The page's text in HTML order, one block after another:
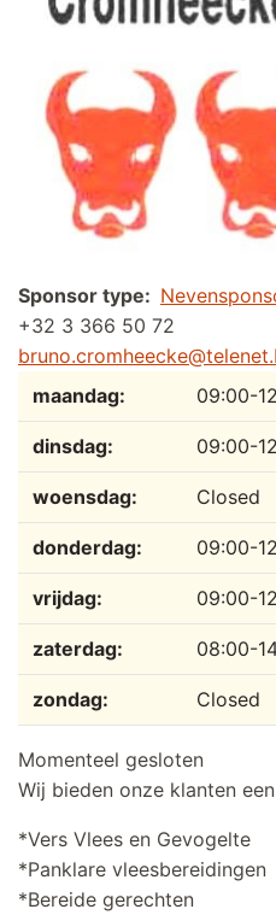
Sponsor type
+32 3 366 50 72
Tijdslot
Reactie
maandag: 09:00-
dinsdag: 09:00-
woensdag: Closed
donderdag: 09:00-
vrijdag: 09:00-
zaterdag: 08:00-
zondag: Closed
Momenteel gesloten
Wij bieden onze klanten
*Vers Vlees en Gevogelte
*Panklare vleesbereidingen
*Bereide gerechten